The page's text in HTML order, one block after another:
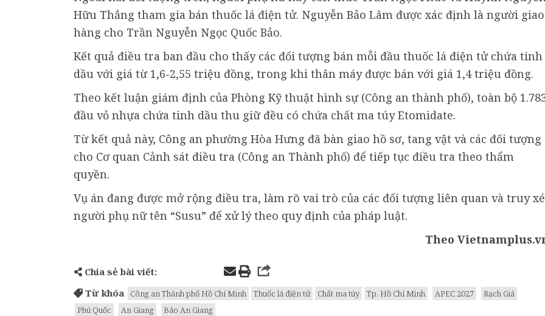
Hữu Thắng tham gia bán thuốc lá điện tử. Nguyễn Bảo Lâm được xác định là người giao
hàng cho Trần Nguyễn Ngọc Quốc Bảo.
Kết quả điều tra ban đầu cho thấy các đối tượng bán mỗi đầu thuốc lá điện tử chứa tinh
dầu với giá từ 1,6-2,55 triệu đồng, trong khi thân máy được bán với giá 1,4 triệu đồng.
Theo kết luận giám định của Phòng Kỹ thuật hình sự (Công an thành phố), toàn bộ
đầu vỏ nhựa chứa tinh dầu thu giữ đều có chứa chất ma túy Etomidate.
Từ kết quả này, Công an phường Hòa Hưng đã bàn giao hồ sơ, tang vật và các đối tượng
cho Cơ quan Cảnh sát điều tra (Công an Thành phố) để tiếp tục điều tra theo thẩm
quyền.
Vụ án đang được mở rộng điều tra, làm rõ vai trò của các đối tượng liên quan và truy
người phụ nữ tên “Susu” để xử lý theo quy định của pháp luật.
Theo
Chia sẻ bài viết:
Từ khóa
Công an Thành phố Hồ Chí Minh Thuốc lá điện tử Chất ma túy Tp. Hồ Chí Minh APEC 2027
Rạch Giá
Phú Quốc
An Giang Báo An Giang